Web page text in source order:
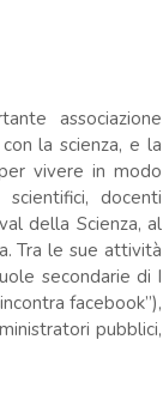
associazione
la scienza, e la
vivere in modo
docenti
della Scienza, al
Tra le sue attività
secondarie di I
facebook”),
pubblici,